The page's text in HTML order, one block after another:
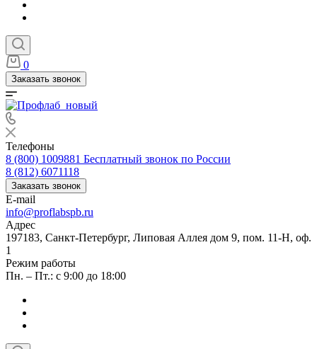
0
Заказать звонок
Телефоны
8 (800) 1009881 Бесплатный звонок по России
8 (812) 6071118
Заказать звонок
E-mail
info@proflabspb.ru
Адрес
197183, Санкт-Петербург, Липовая Аллея дом 9, пом. 11-Н, оф.
1
Режим работы
Пн. – Пт.: с 9:00 до 18:00